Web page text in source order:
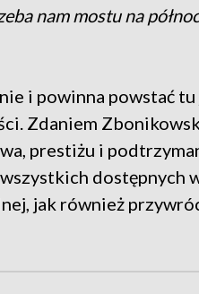
nam mostu na
i powinna powstać
Zdaniem
prestiżu i
dostępnych
jak również